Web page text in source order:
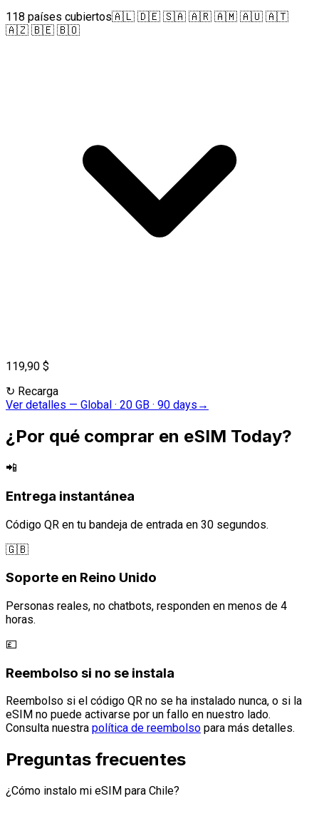
118 países cubiertos🇦🇱 🇩🇪 🇸🇦 🇦🇷 🇦🇲 🇦🇺 🇦🇹
🇦🇿 🇧🇪 🇧🇴
119,90 $
↻ Recarga
Ver detalles — Global · 20 GB · 90 days →
¿Por qué comprar en eSIM Today?
📲
Entrega instantánea
Código QR en tu bandeja de entrada en 30 segundos.
🇬🇧
Soporte en Reino Unido
Personas reales, no chatbots, responden en menos de 4
horas.
💷
Reembolso si no se instala
Reembolso si el código QR no se ha instalado nunca, o si la
eSIM no puede activarse por un fallo en nuestro lado.
Consulta nuestra política de reembolso para más detalles.
Preguntas frecuentes
¿Cómo instalo mi eSIM para Chile?